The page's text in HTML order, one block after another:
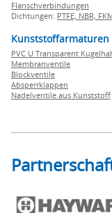
Flanschverbindungen
Dichtungen: PTFE, NBR,
Kunststoffarmaturen
PVC U Transparent
Membranventile
Blockventile
Absperrklappen
Nadelventile aus Kunststoff